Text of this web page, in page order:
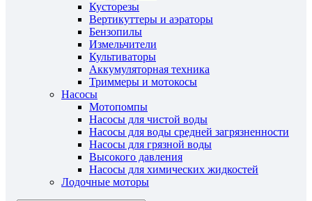
Кусторезы
Вертикуттеры и аэраторы
Бензопилы
Измельчители
Культиваторы
Аккумуляторная техника
Триммеры и мотокосы
Насосы
Мотопомпы
Насосы для чистой воды
Насосы для воды средней загрязненности
Насосы для грязной воды
Высокого давления
Насосы для химических жидкостей
Лодочные моторы